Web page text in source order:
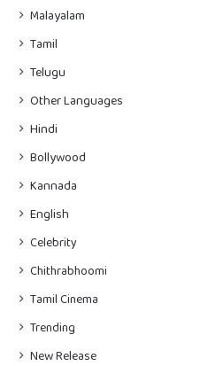
Malayalam
Tamil
Telugu
Other Languages
Hindi
Bollywood
Kannada
English
Celebrity
Chithrabhoomi
Tamil Cinema
Trending
New Release